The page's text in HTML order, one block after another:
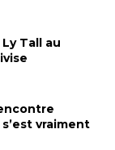
Tall au
vraiment